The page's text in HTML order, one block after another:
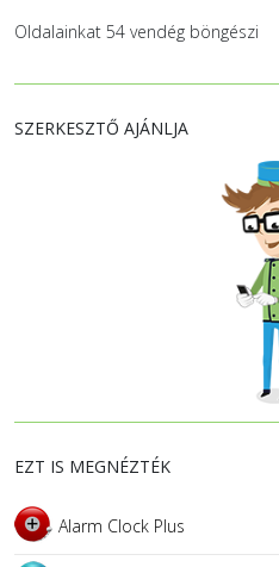
Oldalainkat 54 vendég böngészi
SZERKESZTŐ AJÁNLJA
EZT IS MEGNÉZTÉK
Alarm Clock Plus